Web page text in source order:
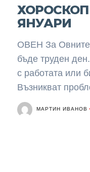
ХОРОСКОП
ЯНУАРИ
ОВЕН За
бъде труден
с работата или
Възникват
МАРТИН ИВАНОВ